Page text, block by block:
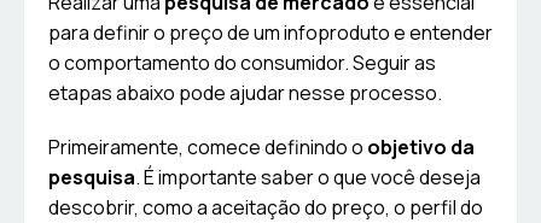
para definir o preço de um infoproduto e entender
o comportamento do consumidor. Seguir as
etapas abaixo pode ajudar nesse processo.
Primeiramente, comece definindo o objetivo da
pesquisa. É importante saber o que você deseja
descobrir, como a aceitação do preço, o perfil do